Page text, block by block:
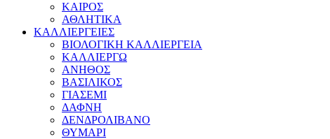
ΚΑΙΡΟΣ
ΑΘΛΗΤΙΚΑ
ΚΑΛΛΙΕΡΓΕΙΕΣ
ΒΙΟΛΟΓΙΚΗ ΚΑΛΛΙΕΡΓΕΙΑ
ΚΑΛΛΙΕΡΓΩ
ΑΝΗΘΟΣ
ΒΑΣΙΛΙΚΟΣ
ΓΙΑΣΕΜΙ
ΔΑΦΝΗ
ΔΕΝΔΡΟΛΙΒΑΝΟ
ΘΥΜΑΡΙ